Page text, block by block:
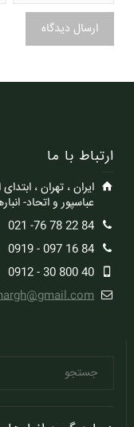
ارتباط با ما
ایران ، تهران ،
عباسپور و اتحاد-
84 22 78 76- 021
84 16 097 - 0919
40 800 30 - 0912